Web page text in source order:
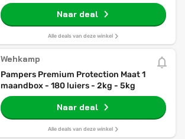
Naar deal
Alle deals van deze winkel
Wehkamp
Pampers Premium Protection Maat 1
maandbox - 180 luiers - 2kg - 5kg
Naar deal
Alle deals van deze winkel